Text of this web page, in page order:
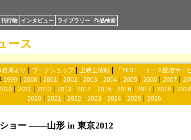
刊行物 インタビュー ライブラリー 作品検索
ース
務局より ワークショップ 上映会情報
「YIDFFニュース配信サー
1999 2000 2001 2002 2003 2004 2005 2006 2007
2011 2012 2013 2014 2015 2016 2017 2018
2019
2020
2021 2022 2023 2024 2025 2026
ショー ――山形 in 東京2012